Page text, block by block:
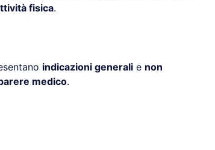
fisica.
indicazioni generalie non
medico.